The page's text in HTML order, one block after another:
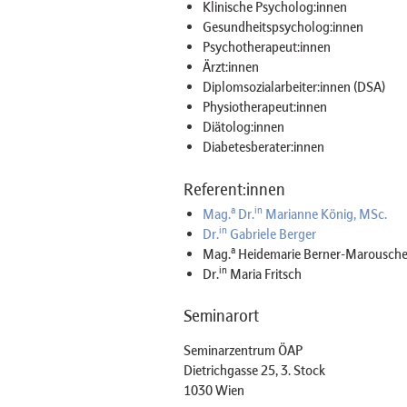
Klinische Psycholog:innen
Gesundheitspsycholog:innen
Psychotherapeut:innen
Ärzt:innen
Diplomsozialarbeiter:innen (DSA)
Physiotherapeut:innen
Diätolog:innen
Diabetesberater:innen
Referent:innen
Mag.a Dr.in Marianne König, MSc.
Dr.in Gabriele Berger
Mag.a Heidemarie Berner-
Dr.in Maria Fritsch
Seminarort
Seminarzentrum ÖAP
Dietrichgasse 25, 3. Stock
1030 Wien